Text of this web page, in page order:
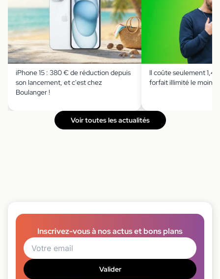
iPhone 15 : 380 € de réduction depuis
son lancement, et c'est chez
Boulanger !
Il coûte seulement
forfait illimité le moins
Voir toutes les actualités
Inscrivez-vous à nos actus et bons plans
Valider